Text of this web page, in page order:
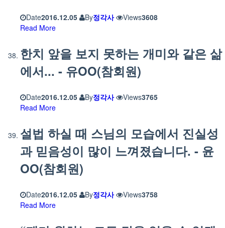
Date2016.12.05 By정각사 Views3608
Read More
한치 앞을 보지 못하는 개미와 같은 삶
에서... - 유OO(참회원)
Date2016.12.05 By정각사 Views3765
Read More
설법 하실 때 스님의 모습에서 진실성
과 믿음성이 많이 느껴졌습니다. - 윤
OO(참회원)
Date2016.12.05 By정각사 Views3758
Read More